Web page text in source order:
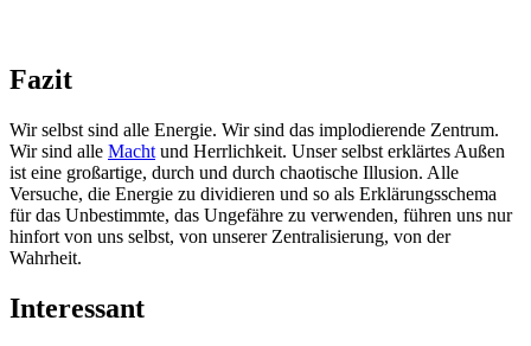
Fazit
Wir selbst sind alle Energie. Wir sind das implodierende Zentrum.
Wir sind alle Macht und Herrlichkeit. Unser selbst erklärtes Außen
ist eine großartige, durch und durch chaotische Illusion. Alle
Versuche, die Energie zu dividieren und so als Erklärungsschema
für das Unbestimmte, das Ungefähre zu verwenden, führen uns nur
hinfort von uns selbst, von unserer Zentralisierung, von der
Wahrheit.
Interessant